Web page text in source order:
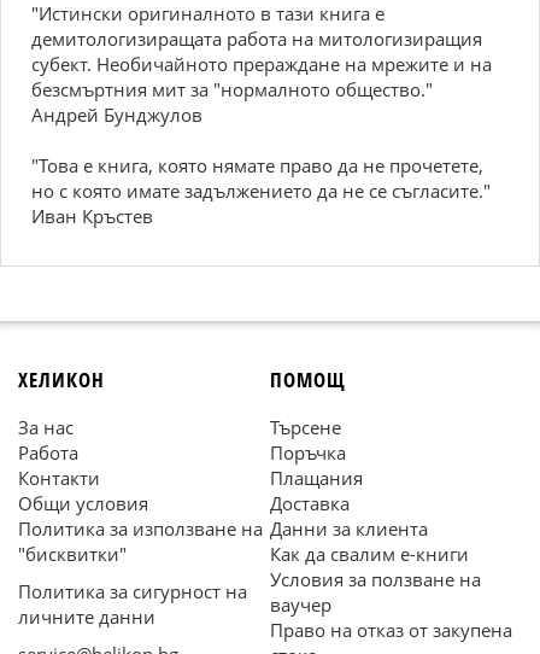
"Истински оригиналното в тази книга е
демитологизиращата работа на митологизиращия
субект. Необичайното прераждане на мрежите и на
безсмъртния мит за "нормалното общество."
Андрей Бунджулов
"Това е книга, която нямате право да не прочетете,
но с която имате задължението да не се съгласите."
Иван Кръстев
ХЕЛИКОН
За нас
Работа
Контакти
Общи условия
Политика за използване на
"бисквитки"
Политика за сигурност на
личните данни
ПОМОЩ
Търсене
Поръчка
Плащания
Доставка
Данни за клиента
Как да свалим е-книги
Условия за ползване на
ваучер
Право на отказ от закупена